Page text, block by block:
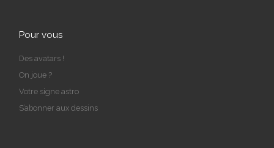
Pour vous
Des avatars !
On joue ?
Votre signe astro
S’abonner aux dessins